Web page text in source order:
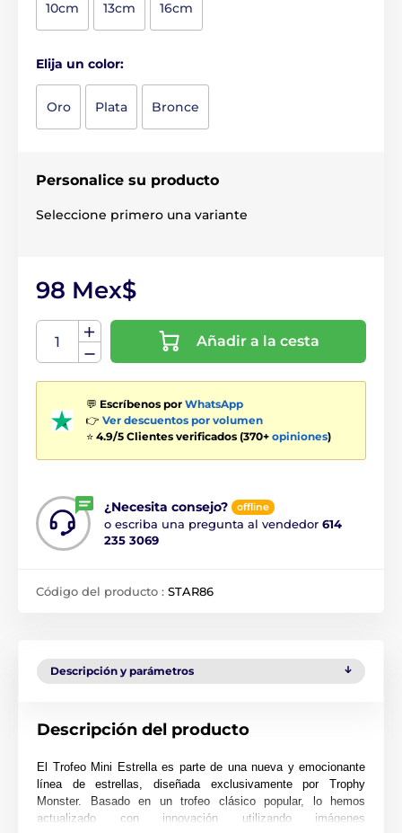
10cm 13cm 16cm
Elija un color:
Oro Plata Bronce
Personalice su producto
Seleccione primero una variante
98 Mex$
Añadir a la cesta
💬 Escríbenos por WhatsApp
👉 Ver descuentos por volumen
⭐ 4.9/5 Clientes verificados (370+ opiniones)
¿Necesita consejo? offline
o escriba una pregunta al vendedor 614
235 3069
Código del producto : STAR86
Descripción y parámetros
Descripción del producto
El Trofeo Mini Estrella es parte de una nueva y emocionante
línea de estrellas, diseñada exclusivamente por Trophy
Monster. Basado en un trofeo clásico popular, lo hemos
actualizado con innovación utilizando imágenes